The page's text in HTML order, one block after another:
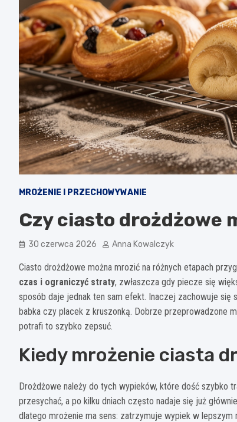
MROŻENIE I PRZECHOWYWANIE
Czy ciasto drożdżowe
30 czerwca 2026 Anna Kowalczyk
Ciasto drożdżowe można mrozić na różnych etapach
czas i ograniczyć straty, zwłaszcza gdy piecze się
sposób daje jednak ten sam efekt. Inaczej zachowuje
babka czy placek z kruszonką. Dobrze przeprowadzone
potrafi to szybko zepsuć.
Kiedy mrożenie ciasta
Drożdżowe należy do tych wypieków, które dość szybko
przesychać, a po kilku dniach często nadaje się już
dlatego mrożenie ma sens: zatrzymuje wypiek w lepszym